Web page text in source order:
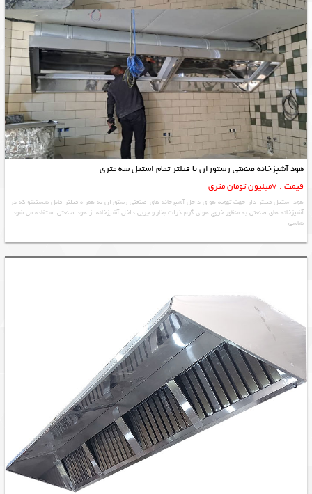
هود آشپزخانه صنعتی رستوران با فیلتر تمام استیل سه متری
قیمت : 7میلیون تومان متری
هود استیل فیلتر دار جهت تهویه هوای داخل آشپزخانه های صنعتی رستوران به همراه فیلتر قابل شستشو که در
آشپزخانه های صنعتی به منظور خروج هوای گرم ذرات بخار و چربی داخل آشپزخانه از هود صنعتی استفاده می شود.
شاسی